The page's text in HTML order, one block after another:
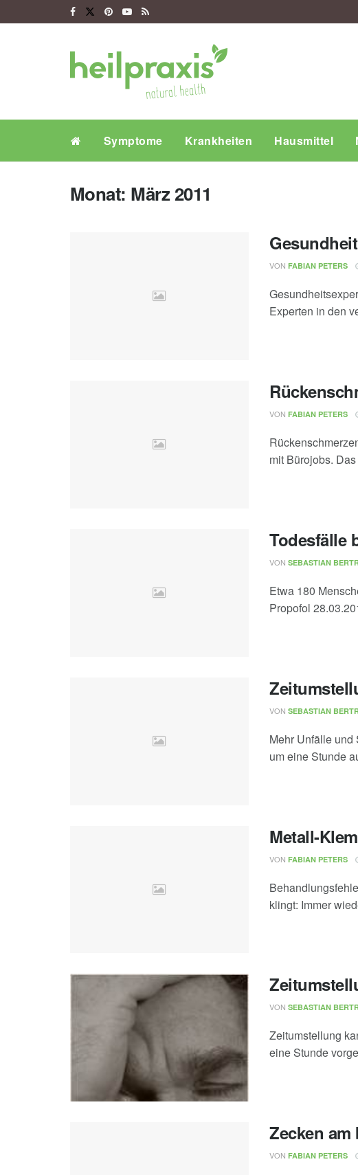
Symptome Krankheiten Hausmittel
Monat: März 2011
VON FABIAN PETERS
Experten in den
VON FABIAN PETERS
mit Bürojobs.
Todesfälle
VON SEBASTIAN
Etwa 180
Propofol
VON SEBASTIAN
Mehr Unfälle
um eine Stunde
Metall-
VON FABIAN PETERS
klingt: Immer
VON SEBASTIAN
Zeitumstellung
eine Stunde
Zecken
VON FABIAN PETERS